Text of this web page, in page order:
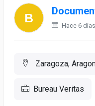
Hace 6 días
Zaragoza,
Bureau Veritas